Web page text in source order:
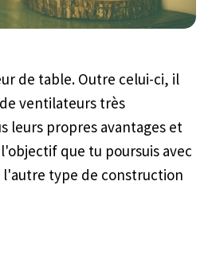
de table. Outre celui-ci, il
ventilateurs très
leurs propres avantages et
que tu poursuis avec
type de construction